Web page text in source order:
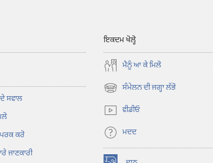
ਸਵਾਲ
ਕਰੋ
ਜਾਣਕਾਰੀ
ਇਕਦਮ ਖੋਲ੍ਹੋ
ਮੈਨੂੰ ਆ ਕੇ ਮਿਲੋ
ਸੰਮੇਲਨ ਦੀ ਜਗ੍ਹਾ ਲੱਭੋ
(opens
new
window)
ਵੀਡੀਓ
ਮਦਦ